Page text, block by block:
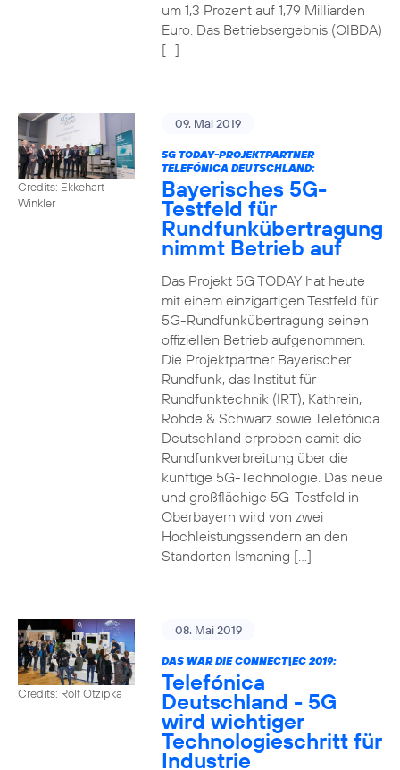
um 1,3 Prozent auf 1,79 Milliarden
Euro. Das Betriebsergebnis (OIBDA)
[…]
Credits: Ekkehart
Winkler
09. Mai 2019
5G TODAY-PROJEKTPARTNER
TELEFÓNICA DEUTSCHLAND:
Bayerisches 5G-
Testfeld für
Rundfunkübertragung
nimmt Betrieb auf
Das Projekt 5G TODAY hat heute
mit einem einzigartigen Testfeld für
5G-Rundfunkübertragung seinen
offiziellen Betrieb aufgenommen.
Die Projektpartner Bayerischer
Rundfunk, das Institut für
Rundfunktechnik (IRT), Kathrein,
Rohde & Schwarz sowie Telefónica
Deutschland erproben damit die
Rundfunkverbreitung über die
künftige 5G-Technologie. Das neue
und großflächige 5G-Testfeld in
Oberbayern wird von zwei
Hochleistungssendern an den
Standorten Ismaning […]
Credits: Rolf Otzipka
08. Mai 2019
DAS WAR DIE CONNECT|EC 2019:
Telefónica
Deutschland - 5G
wird wichtiger
Technologieschritt für
Industrie